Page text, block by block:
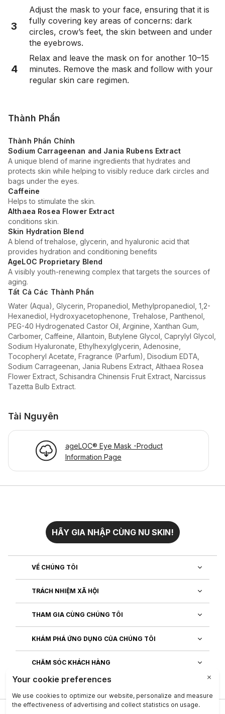
3
Adjust the mask to your face, ensuring that it is
fully covering key areas of concerns: dark
circles, crow’s feet, the skin between and under
the eyebrows.
4
Relax and leave the mask on for another 10–15
minutes. Remove the mask and follow with your
regular skin care regimen.
Thành Phần
Thành Phần Chính
Sodium Carrageenan and Jania Rubens Extract
A unique blend of marine ingredients that hydrates and
protects skin while helping to visibly reduce dark circles and
bags under the eyes.
Caffeine
Helps to stimulate the skin.
Althaea Rosea Flower Extract
conditions skin.
Skin Hydration Blend
A blend of trehalose, glycerin, and hyaluronic acid that
provides hydration and conditioning benefits
AgeLOC Proprietary Blend
A visibly youth-renewing complex that targets the sources of
aging.
Tất Cả Các Thành Phần
Water (Aqua), Glycerin, Propanediol, Methylpropanediol, 1,2-
Hexanediol, Hydroxyacetophenone, Trehalose, Panthenol,
PEG-40 Hydrogenated Castor Oil, Arginine, Xanthan Gum,
Carbomer, Caffeine, Allantoin, Butylene Glycol, Caprylyl Glycol,
Sodium Hyaluronate, Ethylhexylglycerin, Adenosine,
Tocopheryl Acetate, Fragrance (Parfum), Disodium EDTA,
Sodium Carrageenan, Jania Rubens Extract, Althaea Rosea
Flower Extract, Schisandra Chinensis Fruit Extract, Narcissus
Tazetta Bulb Extract.
Tài Nguyên
ageLOC® Eye Mask -Product
Information Page
HÃY GIA NHẬP CÙNG NU SKIN!
VỀ CHÚNG TÔI
TRÁCH NHIỆM XÃ HỘI
THAM GIA CÙNG CHÚNG TÔI
KHÁM PHÁ ỨNG DỤNG CỦA CHÚNG TÔI
CHĂM SÓC KHÁCH HÀNG